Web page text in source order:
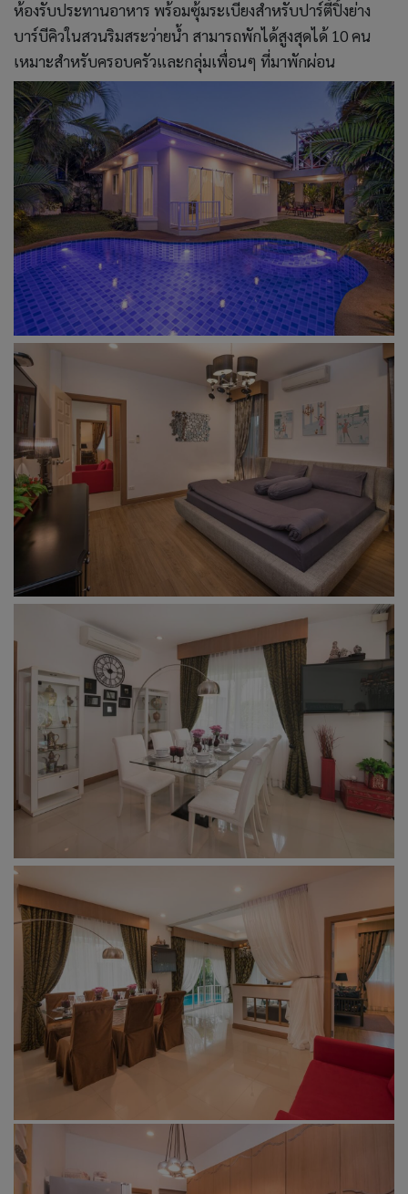
ห้องรับประทานอาหาร พร้อมซุ้มระเบียงสำหรับปาร์ตี้ปิ้งย่าง
บาร์บีคิวในสวนริมสระว่ายน้ำ สามารถพักได้สูงสุดได้ 10 คน
เหมาะสำหรับครอบครัวและกลุ่มเพื่อนๆ ที่มาพักผ่อน